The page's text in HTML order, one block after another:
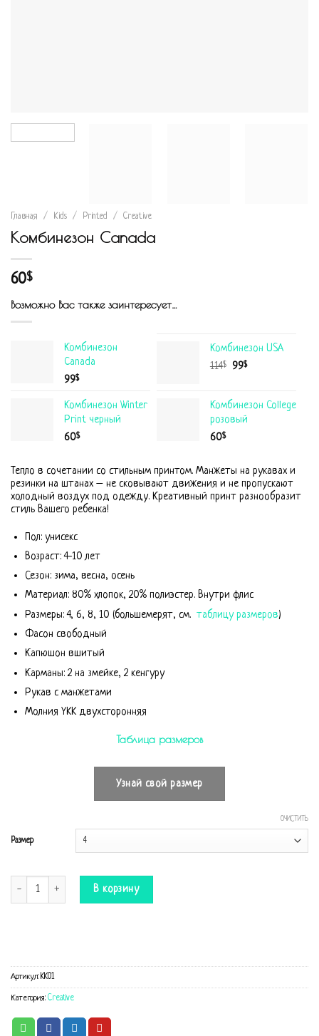
Главная / Kids / Printed / Creative
Комбинезон Canada
60$
Возможно Вас также заинтересует…
Комбинезон
Canada
99$
Комбинезон USA
114$ 99$
Комбинезон Winter
Print черный
60$
Комбинезон College
розовый
60$
Тепло в сочетании со стильным принтом. Манжеты на рукавах и
резинки на штанах – не сковывают движения и не пропускают
холодный воздух под одежду. Креативный принт разнообразит
стиль Вашего ребенка!
Пол: унисекс
Возраст: 4-10 лет
Сезон: зима, весна, осень
Материал: 80% хлопок, 20% полиэстер. Внутри флис
Размеры: 4, 6, 8, 10 (большемерят, см. таблицу размеров)
Фасон свободный
Капюшон вшитый
Карманы: 2 на змейке, 2 кенгуру
Рукав с манжетами
Молния YKK двухсторонняя
Таблица размеров
Узнай свой размер
Размер
ОЧИСТИТЬ
Количество Комбинезон Canada
В корзину
Артикул: KK01
Категория: Creative